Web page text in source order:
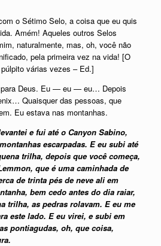
o Sétimo Selo, a coisa que eu quis
Amém! Aqueles outros Selos
naturalmente, mas, oh, você não
pela primeira vez na vida! [O
várias vezes – Ed.]
para Deus. Eu — eu — eu… Depois
Quaisquer das pessoas, que
Eu estava nas montanhas.
e fui até o Canyon Sabino,
escarpadas. E eu subi até
trilha, depois que você começa,
que é uma caminhada de
de trinta pés de neve ali em
bem cedo antes do dia raiar,
trilha, as pedras rolavam. E eu me
este lado. E eu virei, e subi em
pontiagudas, oh, que coisa,